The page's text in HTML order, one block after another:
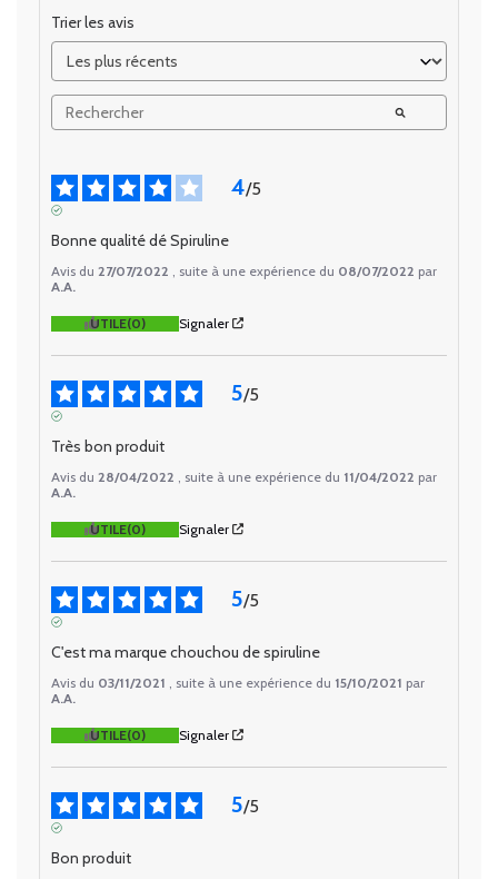
Trier les avis
4/5
Bonne qualité dé Spiruline
Avis du 27/07/2022 , suite à une expérience du 08/07/2022 par
A.A.
UTILE(0) Signaler
5/5
Très bon produit
Avis du 28/04/2022 , suite à une expérience du 11/04/2022 par
A.A.
UTILE(0) Signaler
5/5
C'est ma marque chouchou de spiruline
Avis du 03/11/2021 , suite à une expérience du 15/10/2021 par
A.A.
UTILE(0) Signaler
5/5
Bon produit